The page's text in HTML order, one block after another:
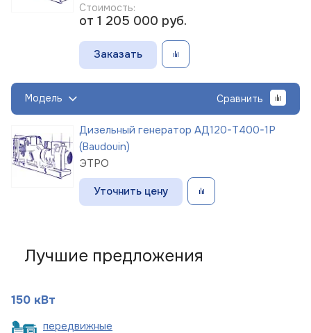
Стоимость:
от 1 205 000 руб.
Заказать
Модель Сравнить
Дизельный генератор АД120-Т400-1Р
(Baudouin)
ЭТРО
Уточнить цену
Лучшие предложения
150 кВт
передвижные